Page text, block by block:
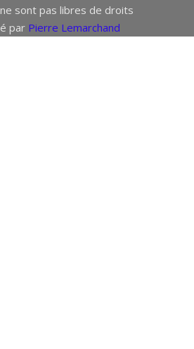
sont pas libres de droits
par Pierre Lemarchand